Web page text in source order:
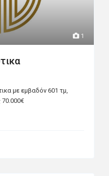
1
με εμβαδόν 601 τμ,